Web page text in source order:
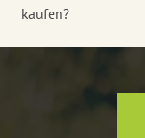
kaufen?